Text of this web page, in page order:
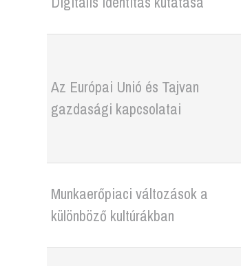
Az Európai Unió és Tajvan
gazdasági kapcsolatai
Munkaerőpiaci változások a
különböző kultúrákban